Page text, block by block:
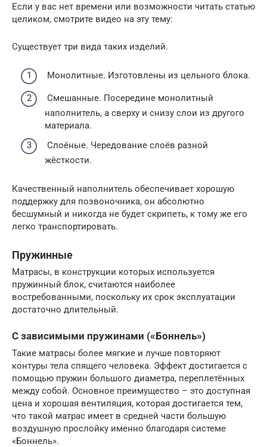
Если у вас нет времени или возможности читать статью
целиком, смотрите видео на эту тему:
Существует три вида таких изделий.
Монолитные. Изготовлены из цельного блока.
Смешанные. Посередине монолитный
наполнитель, а сверху и снизу слои из другого
материала.
Слоёные. Чередование слоёв разной
жёсткости.
Качественный наполнитель обеспечивает хорошую
поддержку для позвоночника, он абсолютно
бесшумный и никогда не будет скрипеть, к тому же его
легко транспортировать.
Пружинные
Матрасы, в конструкции которых используется
пружинный блок, считаются наиболее
востребованными, поскольку их срок эксплуатации
достаточно длительный.
С зависимыми пружинами («Боннель»)
Такие матрасы более мягкие и лучше повторяют
контуры тела спящего человека. Эффект достигается с
помощью пружин большого диаметра, переплетённых
между собой. Основное преимущество – это доступная
цена и хорошая вентиляция, которая достигается тем,
что такой матрас имеет в средней части большую
воздушную прослойку именно благодаря системе
«Боннель».